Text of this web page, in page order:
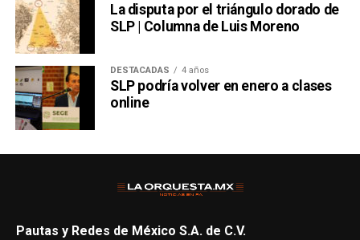
La disputa por el triángulo dorado de
SLP | Columna de Luis Moreno
DESTACADAS 4 años
SLP podría volver en enero a clases
online
Pautas y Redes de México S.A. de C.V.